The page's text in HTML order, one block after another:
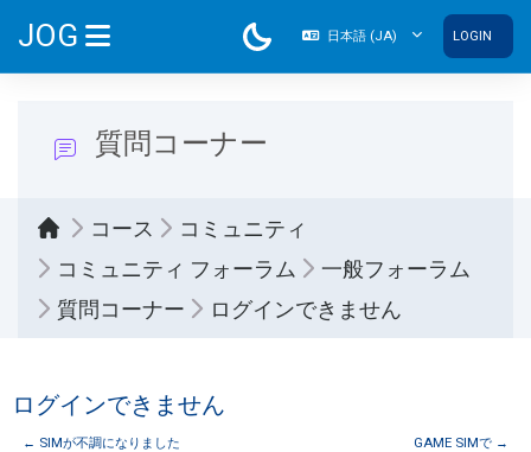
JOG 日本語 ‎(JA)‎ LOGIN
質問コーナー
コース
コミュニティ
コミュニティ フォーラム
一般フォーラム
質問コーナー
ログインできません
ログインできません
← SIMが不調になりました GAME SIMで →